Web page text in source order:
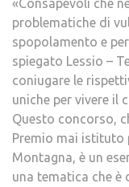
«Consapevoli che
problematiche di
spopolamento e
spiegato Lessio –
coniugare le
uniche per vivere il
Questo concorso,
Premio mai istituto
Montagna, è un
una tematica che è